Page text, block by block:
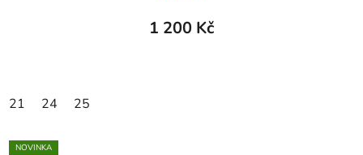
1 200 Kč
21 24 25
NOVINKA